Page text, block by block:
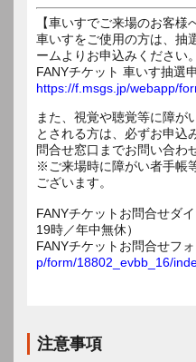
【車いすでご来場のお客様
車いすをご使用の方は、抽
ームよりお申込みください。
FANYチケット 車いす抽選
https://f.msgs.jp/webapp/
また、視覚や聴覚等に障が
とされる方は、必ずお申込
問合せ窓口までお問い合わ
※ご来場時に障がい者手帳
ございます。
FANYチケットお問合せダ
19時／年中無休）
FANYチケットお問合せフ
p/form/18802_evbb_16/
注意事項